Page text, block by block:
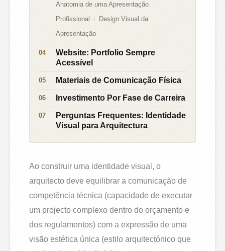
Anatomia de uma Apresentação
Profissional
Design Visual da
Apresentação
Website: Portfolio Sempre
Acessível
Materiais de Comunicação Física
Investimento Por Fase de Carreira
Perguntas Frequentes: Identidade
Visual para Arquitectura
Ao construir uma identidade visual, o
arquitecto deve equilibrar a comunicação de
competência técnica (capacidade de executar
um projecto complexo dentro do orçamento e
dos regulamentos) com a expressão de uma
visão estética única (estilo arquitectónico que